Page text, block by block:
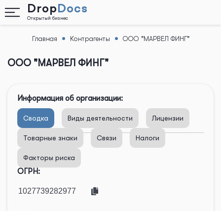
DropDocs
Открытый бизнес
НазадГлавная Контрагенты ООО "МАРВЕЛ ФИНГ"
ООО "МАРВЕЛ ФИНГ"
Информация об организации:
Сводка Виды деятельности Лицензии
Товарные знаки Связи Налоги
Факторы риска
ОГРН: